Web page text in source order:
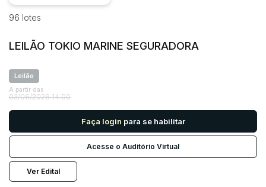
Veículos
Carros
Utilitário
Bairro
Judiciais Extrajudiciais
R$
96 lotes
LEILÃO TOKIO MARINE SEGURADORA
Leilão
A partir das
03/06/2026 14:00
Faça login para se habilitar
Acesse o Auditório Virtual
Ver Edital